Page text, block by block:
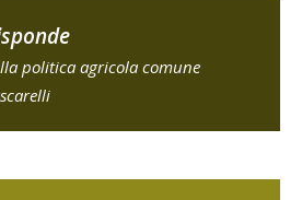
politica agricola comune